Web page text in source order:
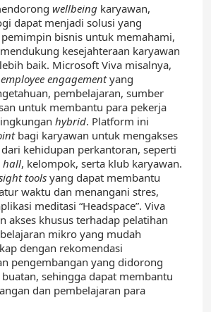
wellbeing karyawan,
dapat menjadi solusi yang
bisnis untuk memahami,
kesejahteraan karyawan
baik. Microsoft Viva misalnya,
employee engagementyang
pembelajaran, sumber
untuk membantu para pekerja
hybrid. Platform ini
bagi karyawan untuk mengakses
kehidupan perkantoran, seperti
hall, kelompok, serta klub karyawan.
tools yang dapat membantu
waktu dan menangani stres,
meditasi “Headspace”. Viva
akses khusus terhadap pelatihan
mikro yang mudah
dengan rekomendasi
pengembangan yang didorong
sehingga dapat membantu
dan pembelajaran para